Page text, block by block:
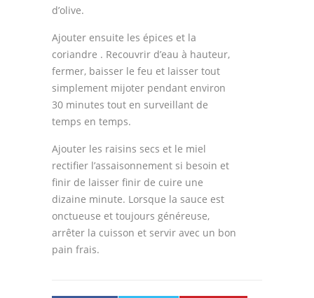
d’olive.
Ajouter ensuite les épices et la
coriandre . Recouvrir d’eau à hauteur,
fermer, baisser le feu et laisser tout
simplement mijoter pendant environ
30 minutes tout en surveillant de
temps en temps.
Ajouter les raisins secs et le miel
rectifier l’assaisonnement si besoin et
finir de laisser finir de cuire une
dizaine minute. Lorsque la sauce est
onctueuse et toujours généreuse,
arrêter la cuisson et servir avec un bon
pain frais.